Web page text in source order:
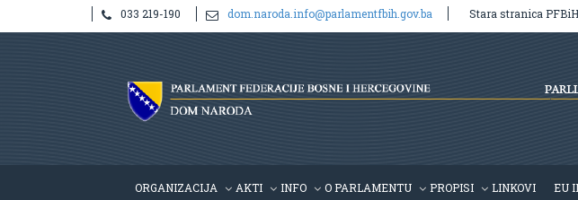
033 219-190 dom.naroda.info@parlamentfbih.gov.ba Stara stranica PFBiH
ORGANIZACIJA AKTI INFO O PARLAMENTU PROPISI LINKOVI EU